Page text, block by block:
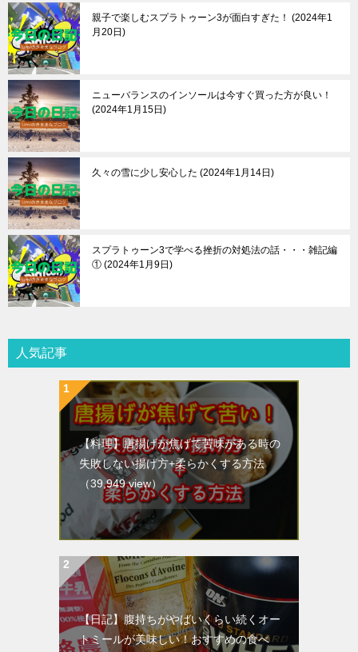
親子で楽しむスプラトゥーン3が面白すぎた！
2024年1
月20日
ニューバランスのインソールは今すぐ買った方が良い！
2024年1月15日
久々の雪に少し安心した 2024年1月14日
スプラトゥーン3で学べる挫折の対処法の話・・・雑記編
① 2024年1月9日
人気記事
【料理】唐揚げが焦げて苦味がある時の
失敗しない揚げ方+柔らかくする方法
（39,949 view）
【日記】腹持ちがやばいくらい続くオー
トミールが美味しい！おすすめの食べ